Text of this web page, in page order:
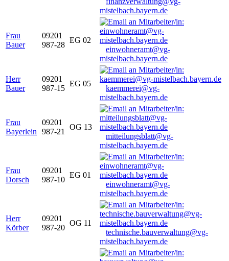
mistelbach.bayern.de
Frau
Bauer
09201
987-28
EG 02
einwohneramt@vg-
mistelbach.bayern.de
Herr
Bauer
09201
987-15
EG 05
kaemmerei@vg-
mistelbach.bayern.de
Frau
Bayerlein
09201
987-21
OG 13
mitteilungsblatt@vg-
mistelbach.bayern.de
Frau
Dorsch
09201
987-10
EG 01
einwohneramt@vg-
mistelbach.bayern.de
Herr
Körber
09201
987-20
OG 11
technische.bauverwaltung@vg-
mistelbach.bayern.de